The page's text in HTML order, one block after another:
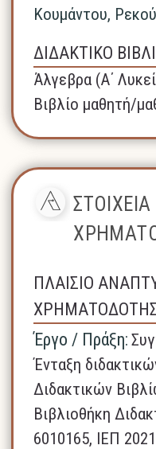
Κουμάντου,
ΔΙΔΑΚΤΙΚΟ
Άλγεβρα (A΄
Βιβλίο μαθητή/
ΣΤΟΙΧΕΙΑ
ΠΛΑΙΣΙΟ
Έργο / Πράξη:
Ένταξη
Διδακτικών
Βιβλιοθήκη
6010165, ΙΕΠ